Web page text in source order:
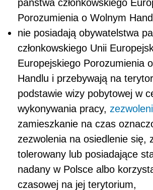
państwa członkowskiego
Porozumienia o Wolnym
nie posiadają obywatelstwa
członkowskiego Unii
Europejskiego Porozumienia
Handlu i przebywają na
podstawie wizy pobytowej w
wykonywania pracy,
zamieszkanie na czas
zezwolenia na osiedlenie się,
tolerowany lub posiadające
nadany w Polsce albo
czasowej na jej terytorium,